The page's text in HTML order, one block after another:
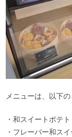
メニューは、以下の
・和スイートポテ
・フレーバー和ス